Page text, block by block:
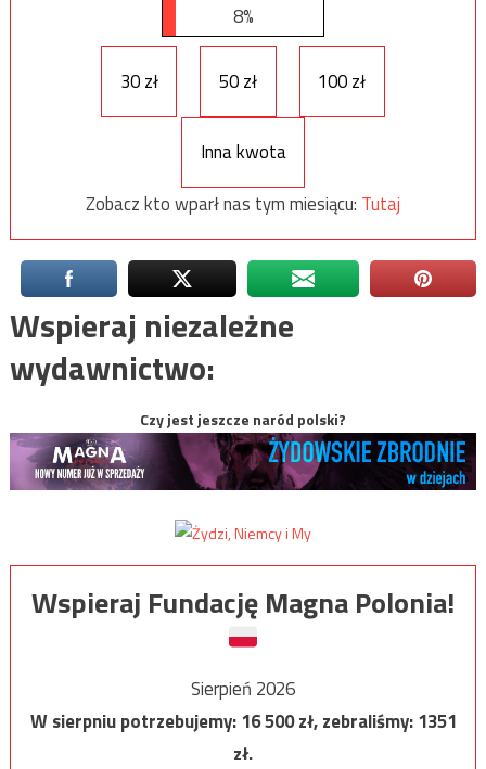
8%
30 zł 50 zł 100 zł
Inna kwota
Zobacz kto wparł nas tym miesiącu: Tutaj
Wspieraj niezależne
wydawnictwo:
Czy jest jeszcze naród polski?
Wspieraj Fundację Magna Polonia!
Sierpień 2026
W sierpniu potrzebujemy:16 500zł, zebraliśmy:1351
zł.